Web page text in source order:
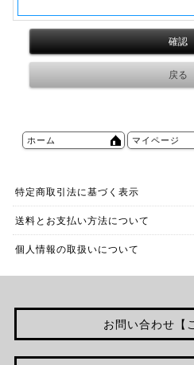
ホーム マイページ
特定商取引法に基づく表示
送料とお支払い方法について
個人情報の取扱いについて
お問い合わせ【